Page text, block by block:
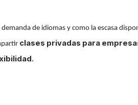
de idiomas y como la escasa
clases privadas para